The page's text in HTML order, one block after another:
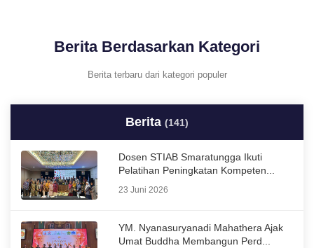
Berita Berdasarkan Kategori
Berita terbaru dari kategori populer
Berita (141)
Dosen STIAB Smaratungga Ikuti
Pelatihan Peningkatan Kompeten...
23 Juni 2026
YM. Nyanasuryanadi Mahathera Ajak
Umat Buddha Membangun Perd...